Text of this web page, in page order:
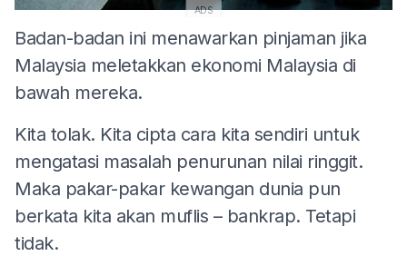
ADS
Badan-badan ini menawarkan pinjaman jika
Malaysia meletakkan ekonomi Malaysia di
bawah mereka.
Kita tolak. Kita cipta cara kita sendiri untuk
mengatasi masalah penurunan nilai ringgit.
Maka pakar-pakar kewangan dunia pun
berkata kita akan muflis – bankrap. Tetapi
tidak.